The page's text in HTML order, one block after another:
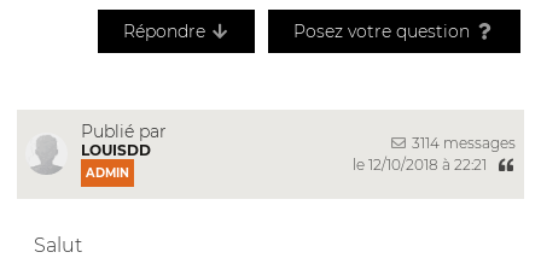
Répondre Posez votre question
Publié par
LOUISDD
ADMIN
3114 messages
le 12/10/2018 à 22:21
Salut